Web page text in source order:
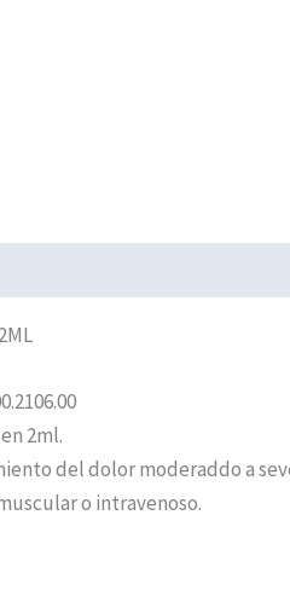
2ml.
del dolor moderaddo a
o intravenoso.